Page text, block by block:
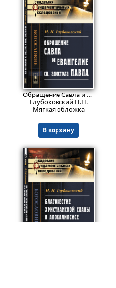
596
Обращение Савла и Евангелие св. апостола Павла.
Глубоковский Н.Н.
Мягкая обложка
В корзину